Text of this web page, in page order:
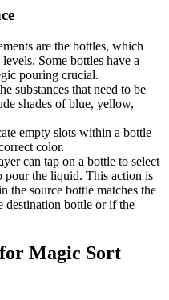
are the bottles, which
Some bottles have a
pouring crucial.
substances that need to be
shades of blue, yellow,
empty slots within a bottle
color.
can tap on a bottle to select
pour the liquid. This action is
the source bottle matches the
destination bottle or if the
Magic Sort